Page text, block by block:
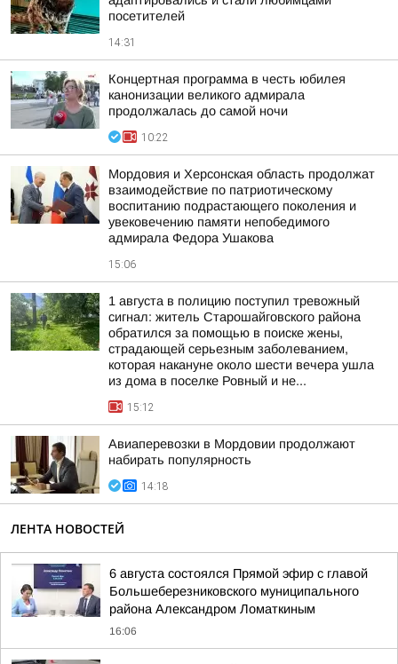
посетителей
14:31
Концертная программа в честь юбилея
канонизации великого адмирала
продолжалась до самой ночи
10:22
Мордовия и Херсонская область продолжат
взаимодействие по патриотическому
воспитанию подрастающего поколения и
увековечению памяти непобедимого
адмирала Федора Ушакова
15:06
1 августа в полицию поступил тревожный
сигнал: житель Старошайговского района
обратился за помощью в поиске жены,
страдающей серьезным заболеванием,
которая накануне около шести вечера ушла
из дома в поселке Ровный и не...
15:12
Авиаперевозки в Мордовии продолжают
набирать популярность
14:18
ЛЕНТА НОВОСТЕЙ
6 августа состоялся Прямой эфир с главой
Большеберезниковского муниципального
района Александром Ломаткиным
16:06